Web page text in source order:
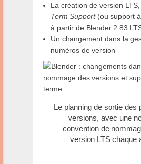
La création de version
Term Support(ou support à
à partir de Blender 2.83
Un changement dans la
numéros de version
Le planning de sortie des
versions, avec une
convention de
version LTS chaque